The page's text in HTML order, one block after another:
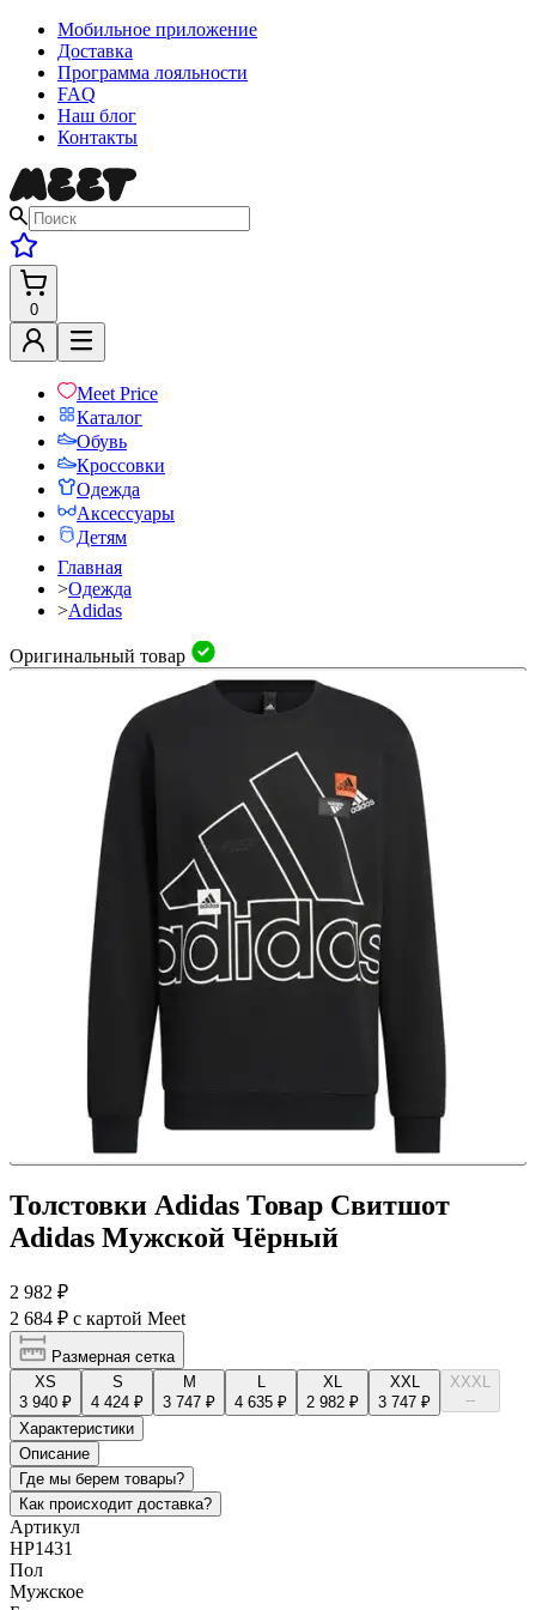
Мобильное приложение
Доставка
Программа лояльности
FAQ
Наш блог
Контакты
0
Meet Price
Каталог
Обувь
Кроссовки
Одежда
Аксессуары
Детям
Главная
>Одежда
>Adidas
Оригинальный товар
Толстовки Adidas Товар Свитшот
Adidas Мужской Чёрный
2 982 ₽
2 684 ₽ с картой Meet
Размерная сетка
XS
3 940 ₽
S
4 424 ₽
M
3 747 ₽
4 635 ₽
XL
2 982 ₽
XXL
3 747 ₽
XXXL
--
Характеристики
Описание
Где мы берем товары?
Как происходит доставка?
Артикул
HP1431
Пол
Мужское